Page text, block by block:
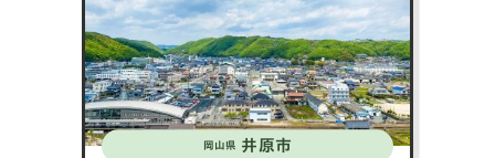
す。
岡山県 井原市